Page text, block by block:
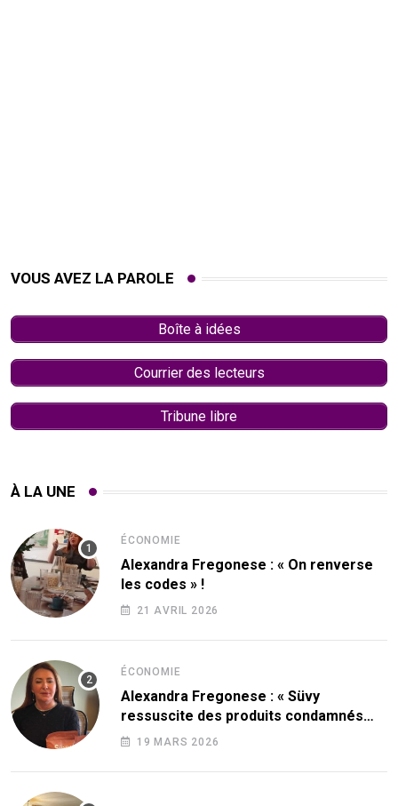
VOUS AVEZ LA PAROLE
Boîte à idées
Courrier des lecteurs
Tribune libre
À LA UNE
ÉCONOMIE
Alexandra Fregonese : « On renverse
les codes » !
21 AVRIL 2026
ÉCONOMIE
Alexandra Fregonese : « Süvy
ressuscite des produits condamnés
par le sucre ! »
19 MARS 2026